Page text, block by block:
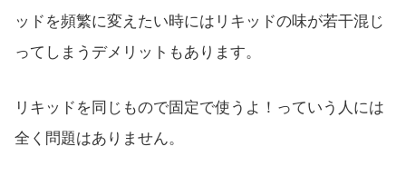
ッドを頻繁に変えたい時にはリキッドの味が若干混じ
ってしまうデメリットもあります。
リキッドを同じもので固定で使うよ！っていう人には
全く問題はありません。